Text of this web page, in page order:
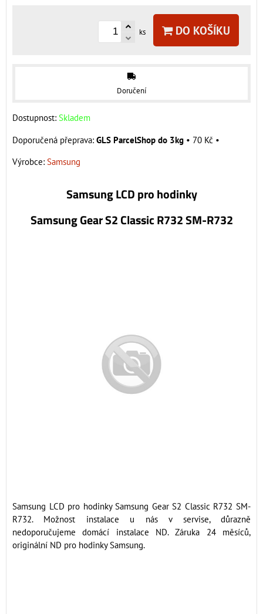
ks DO KOŠÍKU
Doručení
Dostupnost: Skladem
GLS ParcelShop do 3kg • 70 Kč •
Výrobce: Samsung
Samsung LCD pro hodinky
Samsung Gear S2 Classic R732 SM-R732
Samsung LCD pro hodinky Samsung Gear S2 Classic R732 SM-
R732. Možnost instalace u nás v servise, důrazně
nedoporučujeme domácí instalace ND. Záruka 24 měsíců,
originální ND pro hodinky Samsung.